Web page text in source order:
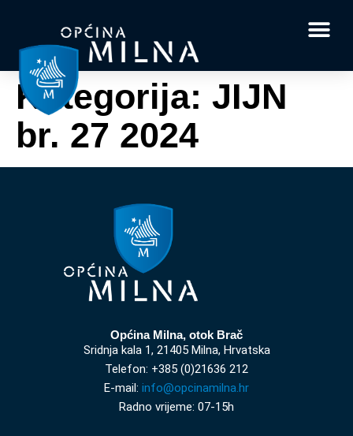
Kategorija: JIJN
br. 27 2024
Općina Milna, otok Brač
Sridnja kala 1, 21405 Milna, Hrvatska
Telefon: +385 (0)21636 212
E-mail: info@opcinamilna.hr
Radno vrijeme: 07-15h